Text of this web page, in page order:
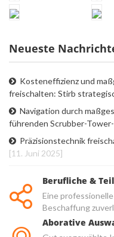
Neueste
Kosteneffizienz und
freischalten: Stirb
Navigation durch
führenden Scrubber-
Präzisionstechnik
[11. Juni 2025]
Berufliche &
Eine
Beschaffung
Aborative